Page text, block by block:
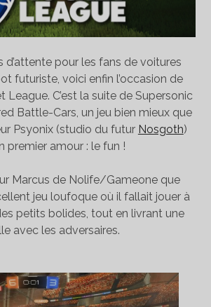
d’attente pour les fans de voitures
futuriste, voici enfin l’occasion de
C’est la suite de Supersonic
Battle-Cars, un jeu bien mieux que
Psyonix (studio du futur Nosgoth)
premier amour : le fun !
Marcus de Nolife/Gameone que
jeu loufoque où il fallait jouer à
petits bolides, tout en livrant une
avec les adversaires.